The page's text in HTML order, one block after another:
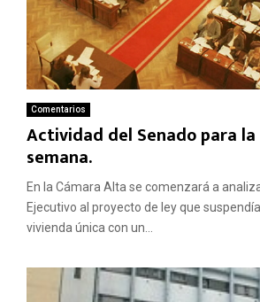
Comentarios
Actividad del Senado para
semana.
En la Cámara Alta se comenzará a
Ejecutivo al proyecto de ley que
vivienda única con un...